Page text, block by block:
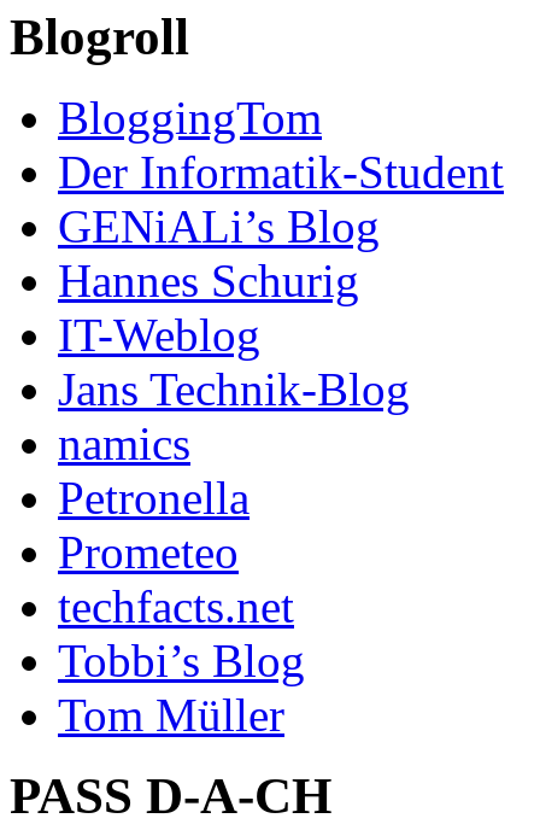
Blogroll
BloggingTom
Der Informatik-Student
GENiALi’s Blog
Hannes Schurig
IT-Weblog
Jans Technik-Blog
namics
Petronella
Prometeo
techfacts.net
Tobbi’s Blog
Tom Müller
PASS D-A-CH